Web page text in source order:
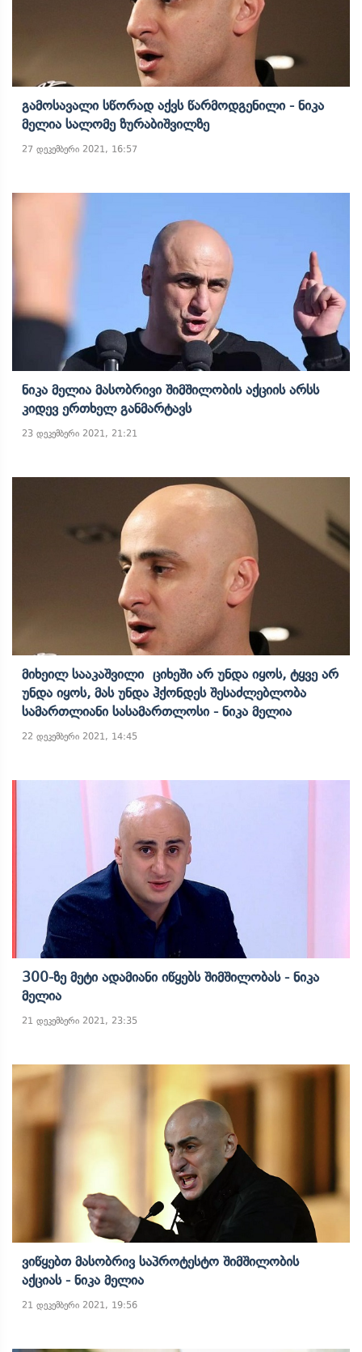
Გამოსავალი Სწორად Აქვს Წარმოდგენილი - Ნიკა
Მელია Სალომე Ზურაბიშვილზე
27 დეკემბერი 2021, 16:57
Ნიკა Მელია Მასობრივი Შიმშილობის Აქციის Არსს
Კიდევ Ერთხელ Განმარტავს
23 დეკემბერი 2021, 21:21
Მიხეილ Სააკაშვილი Ციხეში Არ Უნდა Იყოს, Ტყვე Არ
Უნდა Იყოს, Მას Უნდა Ჰქონდეს Შესაძლებლობა
Სამართლიანი Სასამართლოსი - Ნიკა Მელია
22 დეკემბერი 2021, 14:45
300-Ზე Მეტი Ადამიანი Იწყებს Შიმშილობას - Ნიკა
Მელია
21 დეკემბერი 2021, 23:35
Ვიწყებთ Მასობრივ Საპროტესტო Შიმშილობის
Აქციას - Ნიკა Მელია
21 დეკემბერი 2021, 19:56